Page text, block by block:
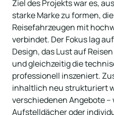
Ziel des Projekts war es,
starke Marke zu formen,
Reisefahrzeugen mit
verbindet. Der Fokus lag
Design, das Lust auf
und gleichzeitig die
professionell inszeniert.
inhaltlich neu strukturiert
verschiedenen Angebote
Aufstelldächer oder